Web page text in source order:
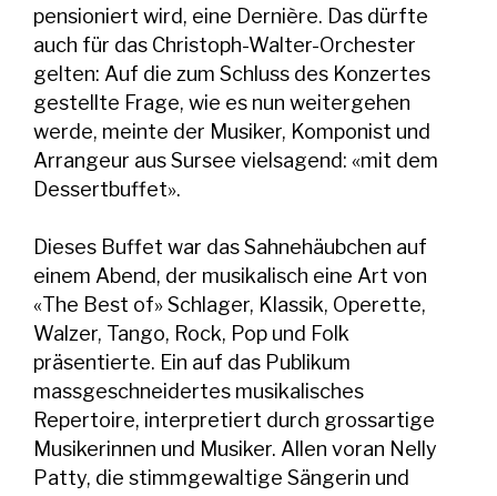
pensioniert wird, eine Dernière. Das dürfte
auch für das Christoph-Walter-Orchester
gelten: Auf die zum Schluss des Konzertes
gestellte Frage, wie es nun weitergehen
werde, meinte der Musiker, Komponist und
Arrangeur aus Sursee vielsagend: «mit dem
Dessertbuffet».
Dieses Buffet war das Sahnehäubchen auf
einem Abend, der musikalisch eine Art von
«The Best of» Schlager, Klassik, Operette,
Walzer, Tango, Rock, Pop und Folk
präsentierte. Ein auf das Publikum
massgeschneidertes musikalisches
Repertoire, interpretiert durch grossartige
Musikerinnen und Musiker. Allen voran Nelly
Patty, die stimmgewaltige Sängerin und